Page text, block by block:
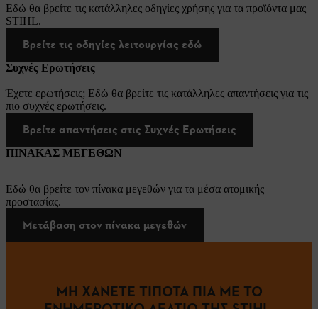
Εδώ θα βρείτε τις κατάλληλες οδηγίες χρήσης για τα προϊόντα μας
STIHL.
Βρείτε τις οδηγίες λειτουργίας εδώ
Συχνές Ερωτήσεις
Έχετε ερωτήσεις; Εδώ θα βρείτε τις κατάλληλες απαντήσεις για τις
πιο συχνές ερωτήσεις.
Βρείτε απαντήσεις στις Συχνές Ερωτήσεις
ΠΙΝΑΚΑΣ ΜΕΓΕΘΩΝ
Εδώ θα βρείτε τον πίνακα μεγεθών για τα μέσα ατομικής
προστασίας.
Μετάβαση στον πίνακα μεγεθών
ΜΗ ΧΑΝΕΤΕ ΤΙΠΟΤΑ ΠΙΑ ΜΕ ΤΟ